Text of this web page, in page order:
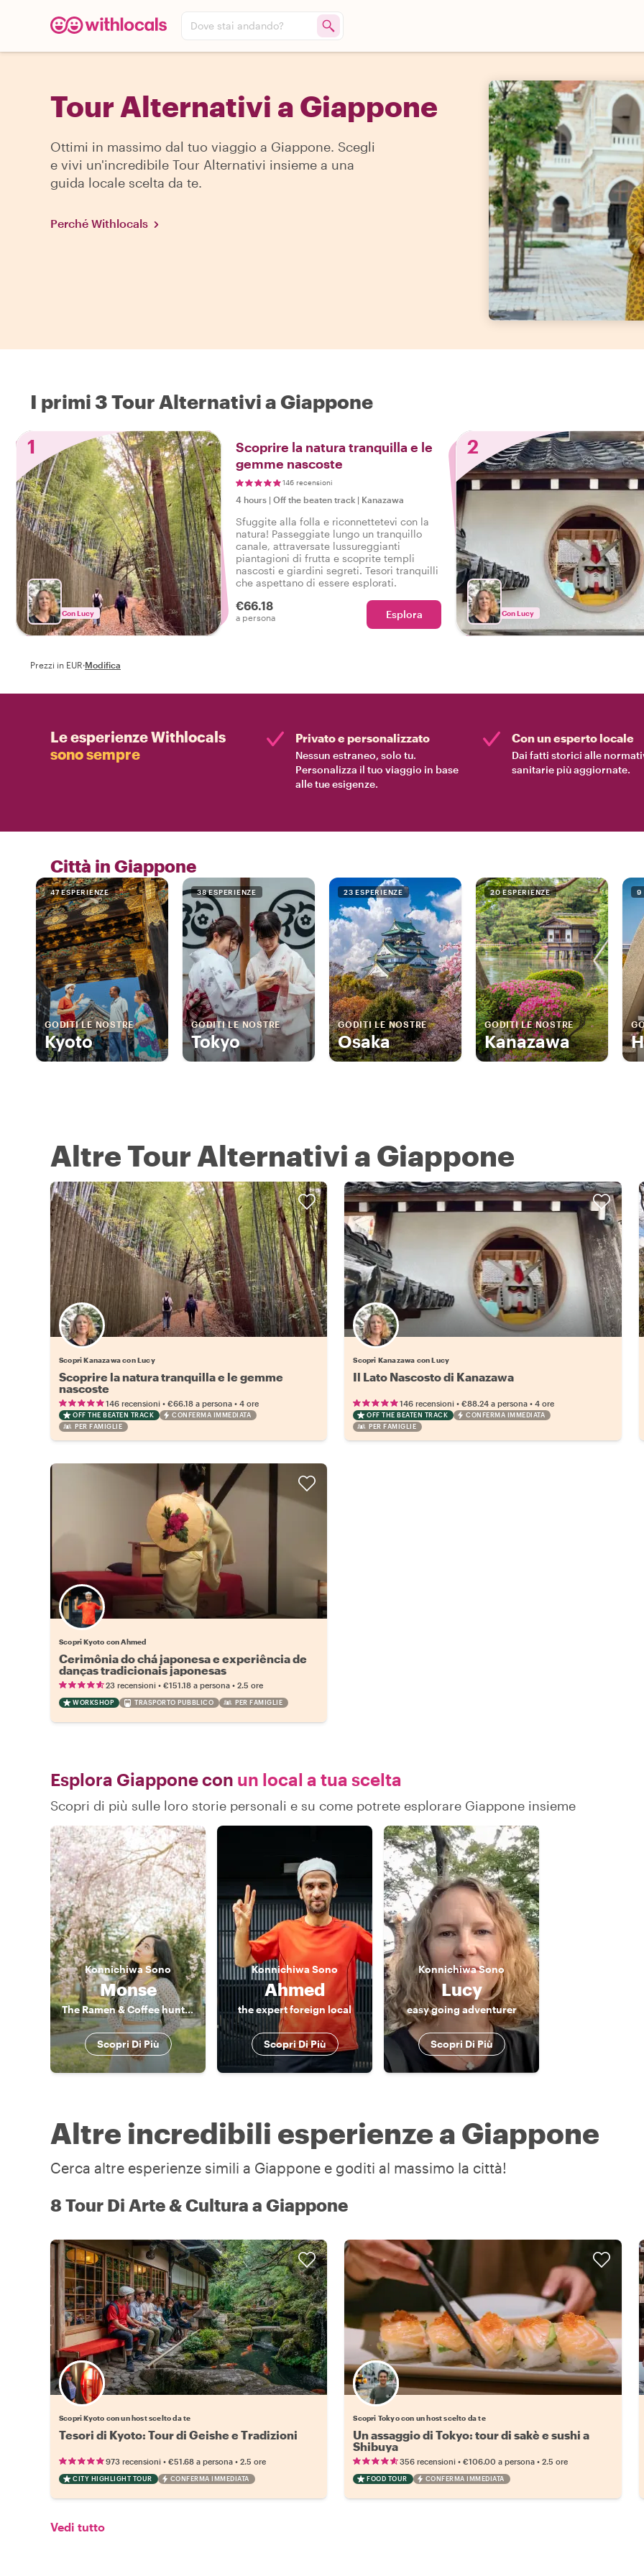
Dove stai andando?
Tour Alternativi a Giappone
Ottimi in massimo dal tuo viaggio a Giappone. Scegli
e vivi un'incredibile Tour Alternativi insieme a una
guida locale scelta da te.
Perché Withlocals
I primi 3 Tour Alternativi a Giappone
1
Con Lucy
Scoprire la natura tranquilla e le
gemme nascoste
146 recensioni
4 hours | Off the beaten track | Kanazawa
Sfuggite alla folla e riconnettetevi con la
natura! Passeggiate lungo un tranquillo
canale, attraversate lussureggianti
piantagioni di frutta e scoprite templi
nascosti e giardini segreti. Tesori tranquilli
che aspettano di essere esplorati.
€66.18
a persona Esplora
2
Con Lucy
Prezzi in EUR·Modifica
Le esperienze Withlocals
sono sempre
Privato e personalizzato
Nessun estraneo, solo tu.
Personalizza il tuo viaggio in base
alle tue esigenze.
Con un esperto locale
Dai fatti storici alle
sanitarie più aggiornate.
Città in Giappone
47 ESPERIENZE
GODITI LE NOSTRE
Kyoto
38 ESPERIENZE
GODITI LE NOSTRE
Tokyo
23 ESPERIENZE
GODITI LE NOSTRE
Osaka
20 ESPERIENZE
GODITI LE NOSTRE
Kanazawa
9
Altre Tour Alternativi a Giappone
Scopri Kanazawa con Lucy
Scoprire la natura tranquilla e le gemme
nascoste
146 recensioni • €66.18 a persona • 4 ore
OFF THE BEATEN TRACK
CONFERMA IMMEDIATA
PER FAMIGLIE
Scopri Kanazawa con Lucy
Il Lato Nascosto di Kanazawa
146 recensioni •€88.24 a persona •4 ore
OFF THE BEATEN TRACK
CONFERMA IMMEDIATA
PER FAMIGLIE
Scopri Kyoto con Ahmed
Cerimônia do chá japonesa e experiência de
danças tradicionais japonesas
23 recensioni • €151.18 a persona • 2.5 ore
WORKSHOP TRASPORTO PUBBLICO PER FAMIGLIE
Esplora Giappone con un local a tua scelta
Scopri di più sulle loro storie personali e su come potrete esplorare Giappone insieme
KonnichiwaSono
Monse
The Ramen & Coffee hunter
Scopri Di Più
KonnichiwaSono
Ahmed
the expert foreign local
Scopri Di Più
KonnichiwaSono
Lucy
easy going adventurer
Scopri Di Più
Altre incredibili esperienze a Giappone
Cerca altre esperienze simili a Giappone e goditi al massimo la città!
8 Tour Di Arte & Cultura a Giappone
Scegli il tuo local preferito
Scopri Kyoto con un host scelto da te
Tesori di Kyoto: Tour di Geishe e Tradizioni
973 recensioni • €51.68 a persona • 2.5 ore
CITY HIGHLIGHT TOUR CONFERMA IMMEDIATA
Scegli il tuo local preferito
Scopri Tokyo con un host scelto da te
Un assaggio di Tokyo: tour di sakè e sushi a
Shibuya
356 recensioni •€106.00 a persona •2.5 ore
FOOD TOUR CONFERMA IMMEDIATA
Vedi tutto